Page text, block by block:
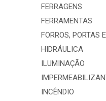
FERRAGENS
FERRAMENTAS
FORROS, PORTAS
HIDRÁULICA
ILUMINAÇÃO
INCÊNDIO